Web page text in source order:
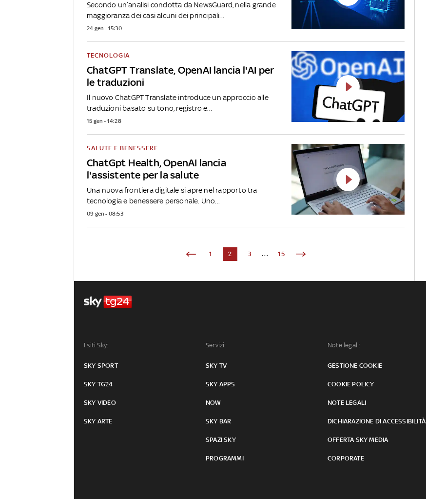
Secondo un’analisi condotta da NewsGuard, nella grande
maggioranza dei casi alcuni dei principali...
24 gen - 15:30
ChatGPT Translate, OpenAI lancia l'AI per
le traduzioni
TECNOLOGIA
Il nuovo ChatGPT Translate introduce un approccio alle
traduzioni basato su tono, registro e...
15 gen - 14:28
ChatGpt Health, OpenAI lancia
l'assistente per la salute
SALUTE E BENESSERE
Una nuova frontiera digitale si apre nel rapporto tra
tecnologia e benessere personale. Uno...
09 gen - 08:53
1 2 3 ... 15
I siti Sky:
SKY SPORT
SKY TG24
SKY VIDEO
SKY ARTE
Servizi:
SKY TV
SKY APPS
NOW
SKY BAR
SPAZI SKY
PROGRAMMI
Note legali:
GESTIONE COOKIE
COOKIE POLICY
NOTE LEGALI
DICHIARAZIONE DI ACCESSIBILITÀ
OFFERTA SKY MEDIA
CORPORATE